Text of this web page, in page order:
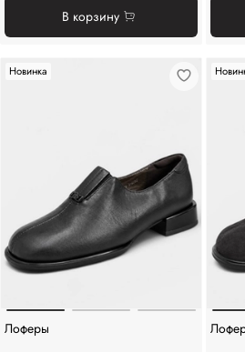
В корзину
Новинка
Лоферы